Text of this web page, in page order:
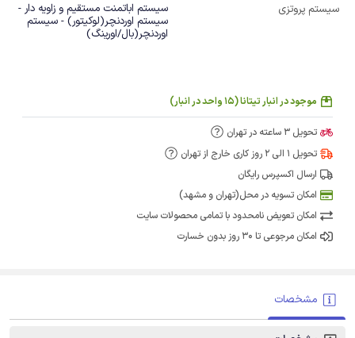
سیستم پروتزی
سیستم اباتمنت مستقیم و زاویه دار -
سیستم اوردنچر(لوکیتور) - سیستم
اوردنچر(بال/اورینگ)
موجود در انبار تیتانا (15 واحد در انبار)
تحویل 3 ساعته در تهران
تحویل 1 الی 2 روز کاری خارج از تهران
ارسال اکسپرس رایگان
امکان تسویه در محل(تهران و مشهد)
امکان تعویض نامحدود با تمامی محصولات سایت
امکان مرجوعی تا 30 روز بدون خسارت
مشخصات